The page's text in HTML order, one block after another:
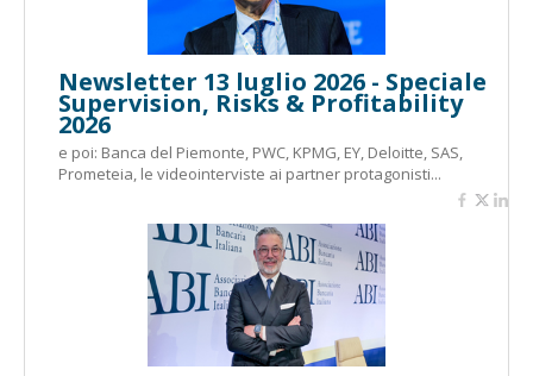
Newsletter 13 luglio 2026 - Speciale
Supervision, Risks & Profitability
2026
e poi: Banca del Piemonte, PWC, KPMG, EY, Deloitte, SAS,
Prometeia, le videointerviste ai partner protagonisti...